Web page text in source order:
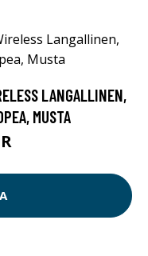
LANGALLINEN,
MUSTA